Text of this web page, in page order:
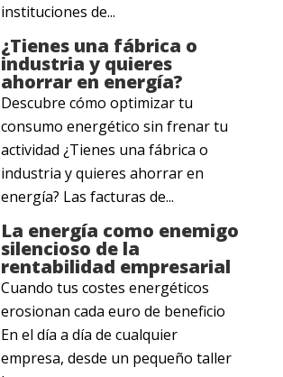
instituciones de...
¿Tienes una fábrica o
industria y quieres
ahorrar en energía?
Descubre cómo optimizar tu
consumo energético sin frenar tu
actividad ¿Tienes una fábrica o
industria y quieres ahorrar en
energía? Las facturas de...
La energía como enemigo
silencioso de la
rentabilidad empresarial
Cuando tus costes energéticos
erosionan cada euro de beneficio
En el día a día de cualquier
empresa, desde un pequeño taller